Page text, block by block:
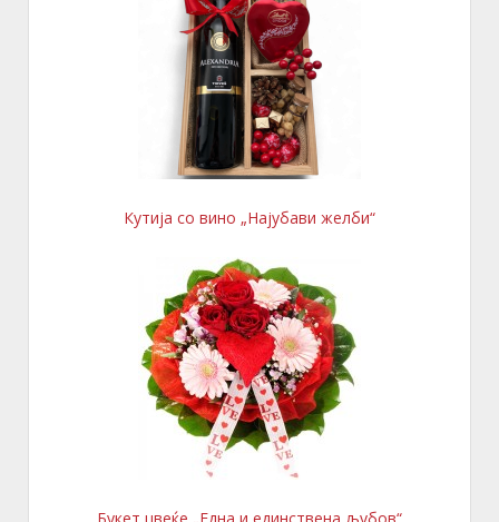
Кутија со вино „Најубави желби“
Букет цвеќе „Една и единствена љубов“